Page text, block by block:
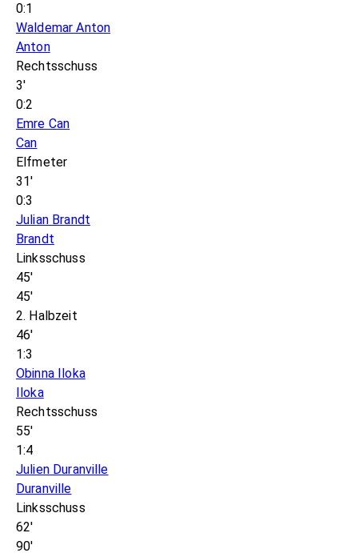
0:1
Waldemar Anton
Anton
Rechtsschuss
3'
0:2
Emre Can
Can
Elfmeter
31'
0:3
Julian Brandt
Brandt
Linksschuss
45'
45'
2. Halbzeit
46'
1:3
Obinna Iloka
Iloka
Rechtsschuss
55'
1:4
Julien Duranville
Duranville
Linksschuss
62'
90'